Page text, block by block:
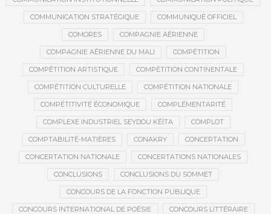
COMMUNICATION STRATÉGIQUE COMMUNIQUÉ OFFICIEL
COMORES COMPAGNIE AÉRIENNE
COMPAGNIE AÉRIENNE DU MALI COMPÉTITION
COMPÉTITION ARTISTIQUE COMPÉTITION CONTINENTALE
COMPÉTITION CULTURELLE COMPÉTITION NATIONALE
COMPÉTITIVITÉ ÉCONOMIQUE COMPLÉMENTARITÉ
COMPLEXE INDUSTRIEL SEYDOU KÉÏTA COMPLOT
COMPTABILITÉ-MATIÈRES CONAKRY CONCERTATION
CONCERTATION NATIONALE CONCERTATIONS NATIONALES
CONCLUSIONS CONCLUSIONS DU SOMMET
CONCOURS DE LA FONCTION PUBLIQUE
CONCOURS INTERNATIONAL DE POÉSIE CONCOURS LITTÉRAIRE